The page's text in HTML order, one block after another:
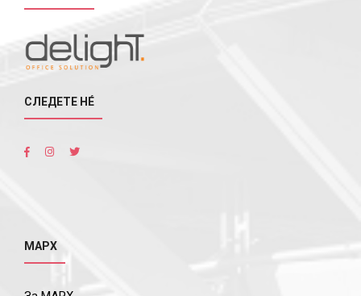
СЛЕДЕТЕ НÉ
МАРХ